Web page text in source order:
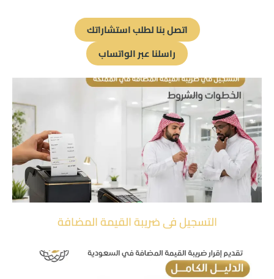
اتصل بنا لطلب استشاراتك
راسلنا عبر الواتساب
التسجيل فى ضريبة القيمة المضافة